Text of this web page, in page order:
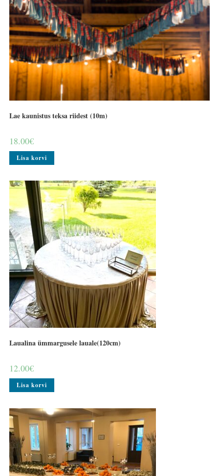
Lae kaunistus teksa riidest (10m)
18.00€
Lisa korvi
Laualina ümmargusele lauale(120cm)
12.00€
Lisa korvi